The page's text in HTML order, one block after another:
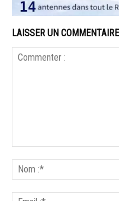
LAISSER UN COMMENTAIRE